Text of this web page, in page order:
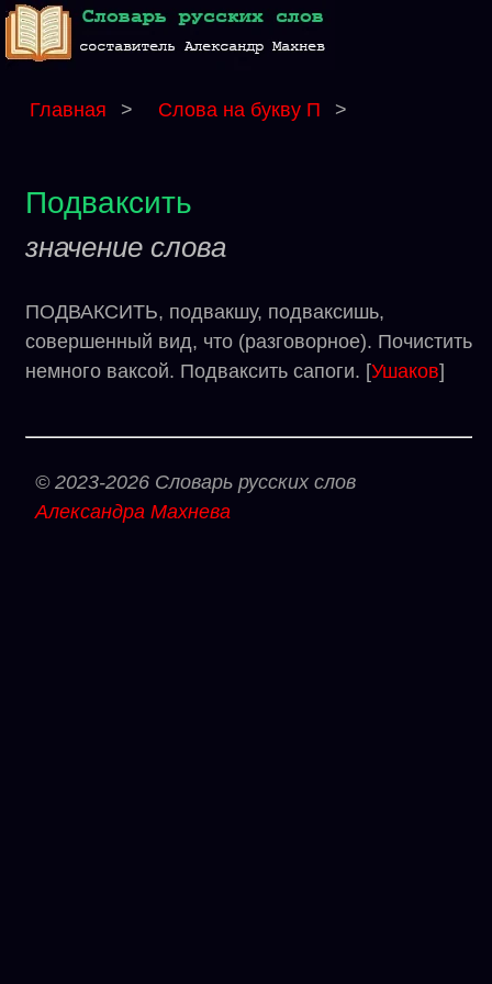
Главная > Слова на букву П >
Подваксить
значение слова
ПОДВАКСИТЬ, подвакшу, подваксишь,
совершенный вид, что (разговорное). Почистить
немного ваксой. Подваксить сапоги. [Ушаков]
© 2023-2026 Словарь русских слов
Александра Махнева